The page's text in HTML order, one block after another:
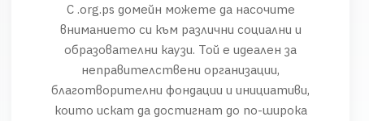
С .org.ps домейн можете да насочите
вниманието си към различни социални и
образователни каузи. Той е идеален за
неправителствени организации,
благотворителни фондации и инициативи,
които искат да достигнат до по-широка